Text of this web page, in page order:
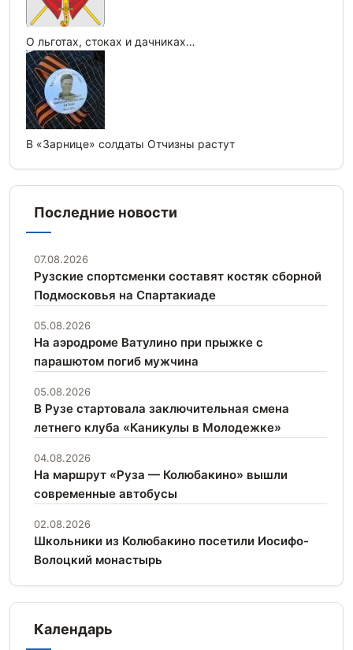
О льготах, стоках и дачниках…
В «Зарнице» солдаты Отчизны растут
Последние новости
07.08.2026
Рузские спортсменки составят костяк сборной
Подмосковья на Спартакиаде
05.08.2026
На аэродроме Ватулино при прыжке с
парашютом погиб мужчина
05.08.2026
В Рузе стартовала заключительная смена
летнего клуба «Каникулы в Молодежке»
04.08.2026
На маршрут «Руза — Колюбакино» вышли
современные автобусы
02.08.2026
Школьники из Колюбакино посетили Иосифо-
Волоцкий монастырь
Календарь